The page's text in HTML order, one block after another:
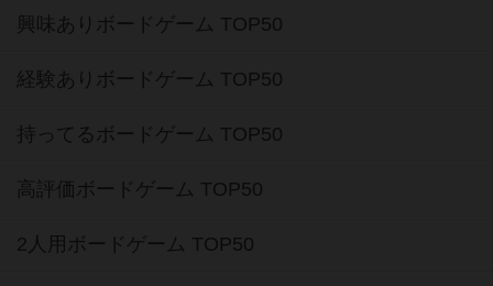
興味ありボードゲーム TOP50
経験ありボードゲーム TOP50
持ってるボードゲーム TOP50
高評価ボードゲーム TOP50
2人用ボードゲーム TOP50